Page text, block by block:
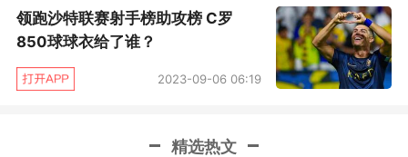
领跑沙特联赛射手榜助攻榜 C罗
850球球衣给了谁？
2023-09-06 06:19
精选热文